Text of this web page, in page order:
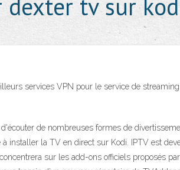
tv sur
services VPN pour le service de
de nombreuses formes de
installer la TV en direct sur Kodi. IPTV est
sur les add-ons officiels proposés